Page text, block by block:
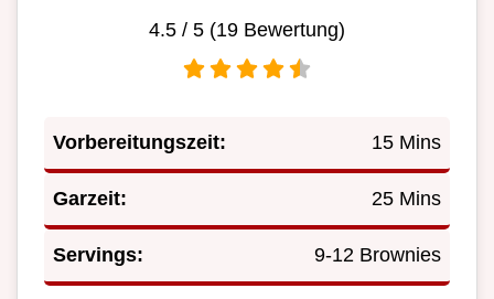
4.5 / 5 (19 Bewertung)
Vorbereitungszeit: 15 Mins
Garzeit: 25 Mins
Servings: 9-12 Brownies